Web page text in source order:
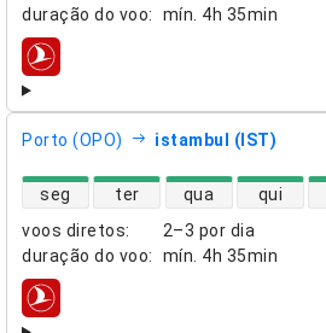
duração do voo: mín. 4h 35min
companhias aéreas
Porto (OPO) istambul (IST)
voos diretos:
2–3 por dia
duração do voo: mín. 4h 35min
disponibilidade de voos diretos
seg ter qua qui
companhias aéreas